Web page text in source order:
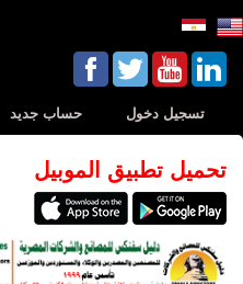
تسجيل دخول حساب جديد
تحميل تطبيق الموبيل